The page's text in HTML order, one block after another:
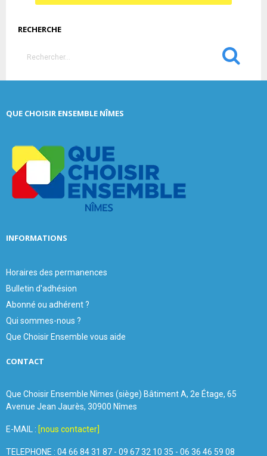
RECHERCHE
h
S
QUE CHOISIR ENSEMBLE NÎMES
INFORMATIONS
Horaires des permanences
Bulletin d'adhésion
Abonné ou adhérent ?
Qui sommes-nous ?
Que Choisir Ensemble vous aide
CONTACT
Que Choisir Ensemble Nîmes (siège) Bâtiment A, 2e Étage, 65
Avenue Jean Jaurès, 30900 Nîmes
E-MAIL : [nous contacter]
TELEPHONE : 04 66 84 31 87 - 09 67 32 10 35 - 06 36 46 59 08